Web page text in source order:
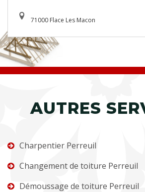
71000 Flace Les Macon
AUTRES
Charpentier Perreuil
Changement de toiture Perreuil
Démoussage de toiture Perreuil